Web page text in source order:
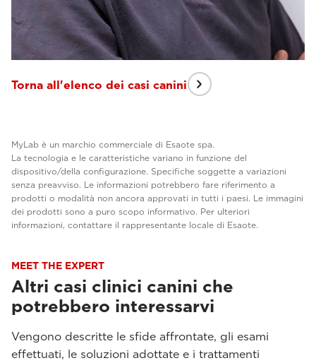
Torna all'elenco dei casi canini
MyLab è un marchio commerciale di Esaote spa.
La tecnologia e le caratteristiche variano in funzione del
dispositivo/della configurazione. Specifiche soggette a variazioni
senza preavviso. Le informazioni potrebbero fare riferimento a
prodotti o modalità non ancora approvati in tutti i paesi. Le immagini
dei prodotti sono a puro scopo informativo. Per ulteriori
informazioni, contattare il rappresentante locale di Esaote.
MEET THE EXPERT
Altri casi clinici canini che
potrebbero interessarvi
Vengono descritte le sfide affrontate, gli esami
effettuati, le soluzioni adottate e i trattamenti